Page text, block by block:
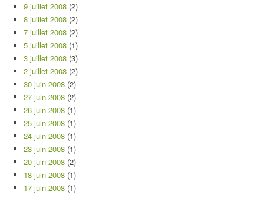
9 juillet 2008 (2)
8 juillet 2008 (2)
7 juillet 2008 (2)
5 juillet 2008 (1)
3 juillet 2008 (3)
2 juillet 2008 (2)
30 juin 2008 (2)
27 juin 2008 (2)
26 juin 2008 (1)
25 juin 2008 (1)
24 juin 2008 (1)
23 juin 2008 (1)
20 juin 2008 (2)
18 juin 2008 (1)
17 juin 2008 (1)